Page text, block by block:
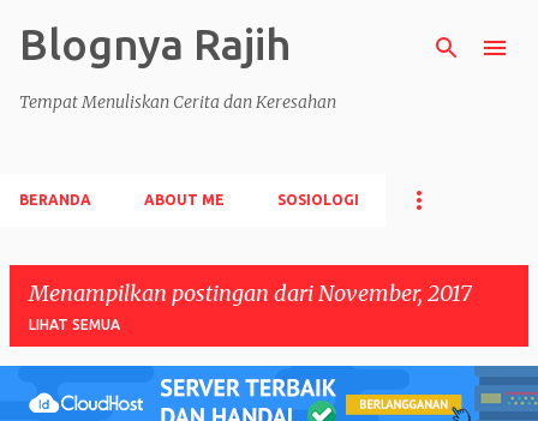
Langsung ke konten utama
Blognya Rajih
Tempat Menuliskan Cerita dan Keresahan
BERANDA ABOUT ME SOSIOLOGI
Menampilkan postingan dari November, 2017
LIHAT SEMUA